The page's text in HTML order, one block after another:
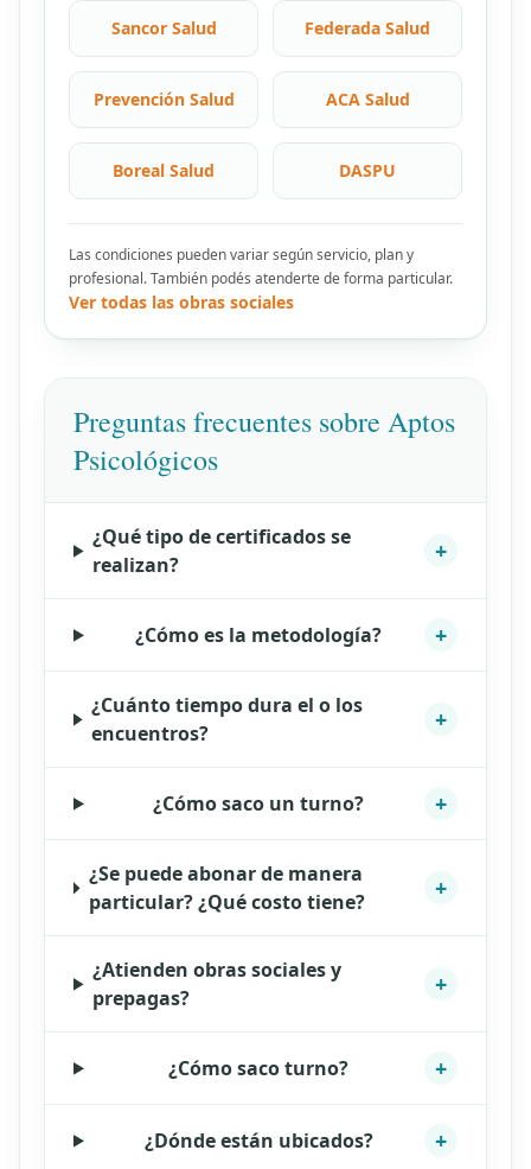
Sancor Salud Federada Salud
Prevención Salud ACA Salud
Boreal Salud DASPU
Las condiciones pueden variar según servicio, plan y
profesional. También podés atenderte de forma particular.
Ver todas las obras sociales
Preguntas frecuentes sobre Aptos
Psicológicos
¿Qué tipo de certificados se
realizan?
+
¿Cómo es la metodología? +
¿Cuánto tiempo dura el o los
encuentros?
+
¿Cómo saco un turno? +
¿Se puede abonar de manera
particular? ¿Qué costo tiene?
+
¿Atienden obras sociales y
prepagas?
+
¿Cómo saco turno? +
¿Dónde están ubicados? +